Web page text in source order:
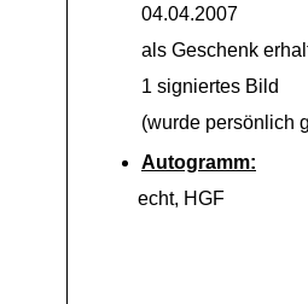
04.04.2007
als Geschenk
1 signiertes Bild
(wurde persönlich
Autogramm:
echt, HGF